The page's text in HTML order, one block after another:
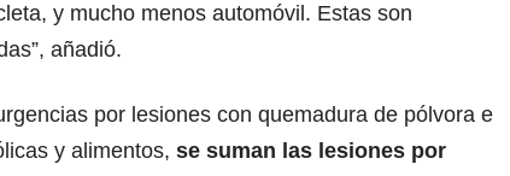
y mucho menos automóvil. Estas son
añadió.
por lesiones con quemadura de pólvora e
y alimentos, se suman las lesiones por